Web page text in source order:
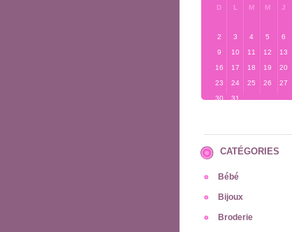
D L M M J
2
3 4 5 6
9
10 11 12 13
16
17 18 19 20
23
24 25 26 27
30
31
CATÉGORIES
Bébé
Bijoux
Broderie